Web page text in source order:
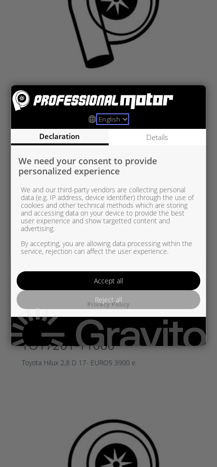
VAG5439 970 0029
VAG 1.9 TDI
TO17201-11080
Toyota Hilux 2,8 D 17- EURO5 3900 e
Declaration Details
We need your consent to provide
personalized experience
We and our third-party vendors are collecting personal
data (e.g. IP address, device identifier) through the use of
cookies and other technical methods which are storing
and accessing data on your device to provide the best
user experience and show targetted content and
advertising.
By accepting, you are allowing data processing within the
service, rejection can affect the user experience.
Accept all
Reject all
Privacy Policy